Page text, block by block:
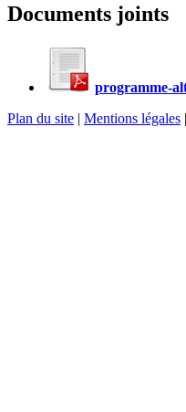
Documents joints
programme-
Plan du site | Mentions légales |